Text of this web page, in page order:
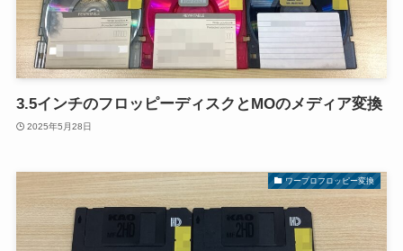
3.5インチのフロッピーディスクとMOのメディア変換
2025年5月28日
ワープロフロッピー変換